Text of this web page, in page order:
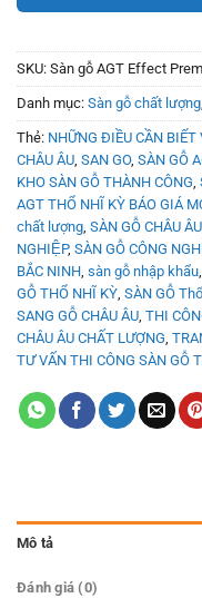
SKU: Sàn gỗ AGT Effect
Danh mục: Sàn gỗ chất lượng,
Thẻ: NHỮNG ĐIỀU CẦN BIẾT
CHÂU ÂU, SAN GO, SÀN GỖ
KHO SÀN GỖ THÀNH CÔNG,
AGT THỔ NHĨ KỲ BÁO GIÁ
chất lượng, SÀN GỖ CHÂU ÂU
NGHIỆP, SÀN GỖ CÔNG
BẮC NINH, sàn gỗ nhập khẩu,
GỖ THỔ NHĨ KỲ, SÀN GỖ
SANG GỖ CHÂU ÂU, THI
CHÂU ÂU CHẤT LƯỢNG,
TƯ VẤN THI CÔNG SÀN GỖ
Mô tả
Đánh giá (0)